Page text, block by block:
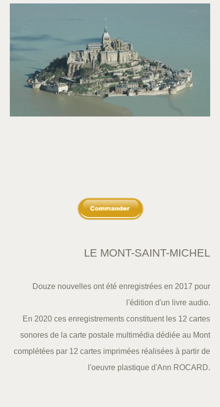
LE MONT-SAINT-MICHEL
Douze nouvelles ont été enregistrées en 2017 pour
l'édition d'un livre audio.
En 2020 ces enregistrements constituent les 12 cartes
sonores de la carte postale multimédia dédiée au Mont
complétées par 12 cartes imprimées réalisées à partir de
l'oeuvre plastique d'Ann ROCARD.